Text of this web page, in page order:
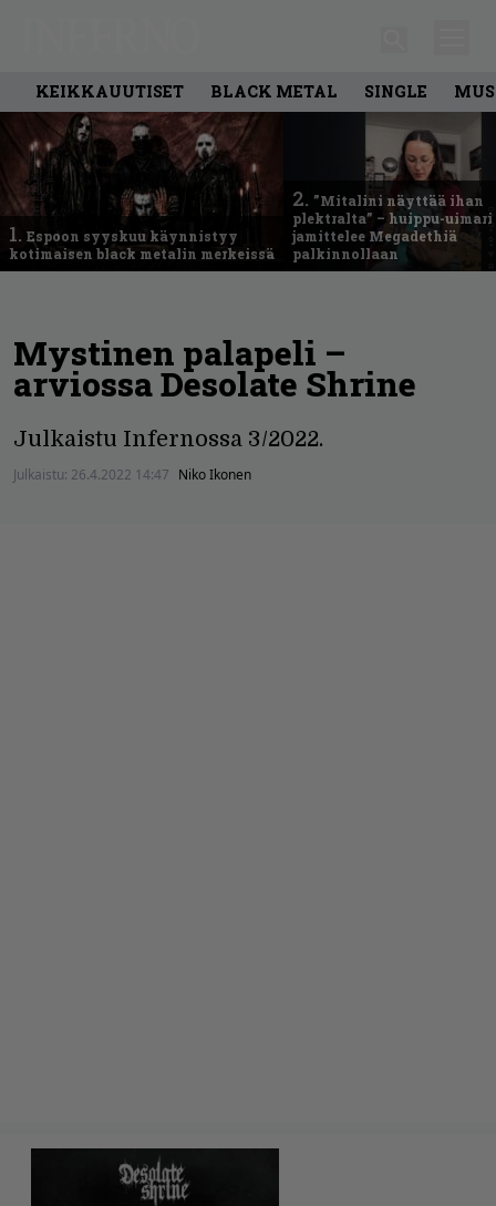
KEIKKAUUTISET BLACK METAL SINGLE
1. Espoon syyskuu käynnistyy
kotimaisen black metalin merkeissä
2. ”Mitalini näyttää ihan
plektralta” – huippu-uimari
jamittelee Megadethiä
palkinnollaan
Mystinen palapeli –
arviossa Desolate Shrine
Julkaistu Infernossa 3/2022.
Julkaistu: 26.4.2022 14:47 Niko Ikonen